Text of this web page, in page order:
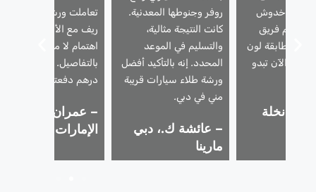
وخدوش
قام فريق
بمطابقة لون
والآن تبدو
م.، نخلة
روفر وجنوطها المعدنية.
كانت النتيجة مثالية،
والتسليم في الموعد
المحدد. إنه بالتأكيد أفضل
ورشة طلاء سيارات قريبة
مني في دبي.
– عائشة ك.، دبي
مارينا
تعاملت ورشة طلاء رابيد
ريف مع الأمر بإتقان –
اهتمام لا مثيل له
بالتفاصيل. يستحق كل
درهم دفعته!
– عمران ر.، تلال
الإمارات